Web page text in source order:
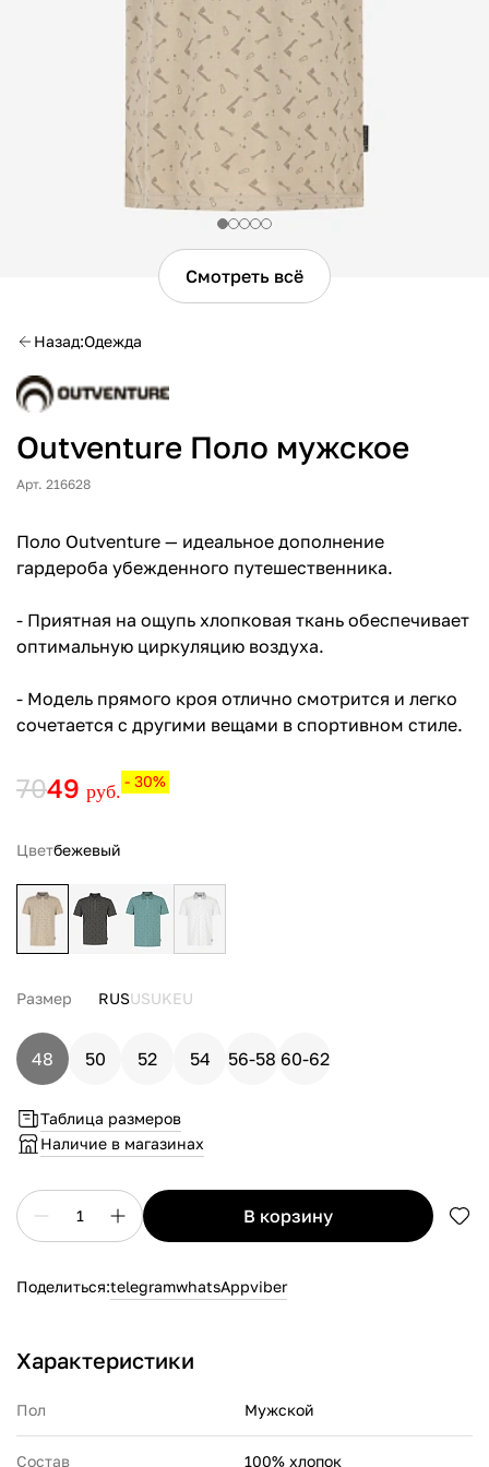
Смотреть всё
Назад Одежда
Outventure Поло мужское
Арт. 216628
Поло Outventure — идеальное дополнение
гардероба убежденного путешественника.
- Приятная на ощупь хлопковая ткань обеспечивает
оптимальную циркуляцию воздуха.
- Модель прямого кроя отлично смотрится и легко
сочетается с другими вещами в спортивном стиле.
7049 руб. - 30%
Цветбежевый
Размер RUSUSUKEU
48 50 52 54 56-58 60-62
Таблица размеров
Наличие в магазинах
1 в корзину
Поделиться:telegramwhatsAppviber
Характеристики
Пол Мужской
Состав 100% хлопок